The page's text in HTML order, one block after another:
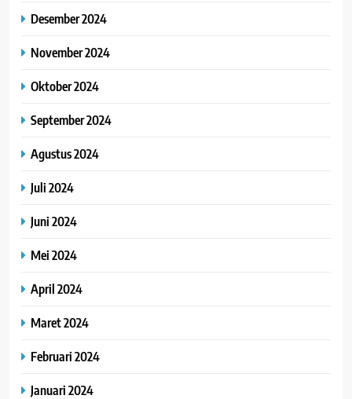
Desember 2024
November 2024
Oktober 2024
September 2024
Agustus 2024
Juli 2024
Juni 2024
Mei 2024
April 2024
Maret 2024
Februari 2024
Januari 2024